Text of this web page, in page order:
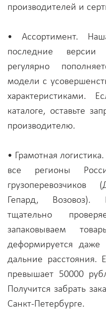
производителей и
• Ассортимент.
последние версии
регулярно
модели с
каталоге, оставьте
производителю.
• Грамотная
все регионы
Гепард,
тщательно
запаковываем
деформируется даже
дальние расстояния.
превышает 50000
Получится забрать
Санкт-Петербурге.